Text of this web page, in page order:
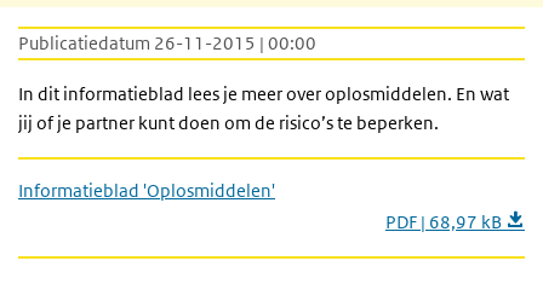
Publicatiedatum 26-11-2015 | 00:00
In dit informatieblad lees je meer over oplosmiddelen. En wat
jij of je partner kunt doen om de risico’s te beperken.
Informatieblad 'Oplosmiddelen'
PDF | 68,97 kB